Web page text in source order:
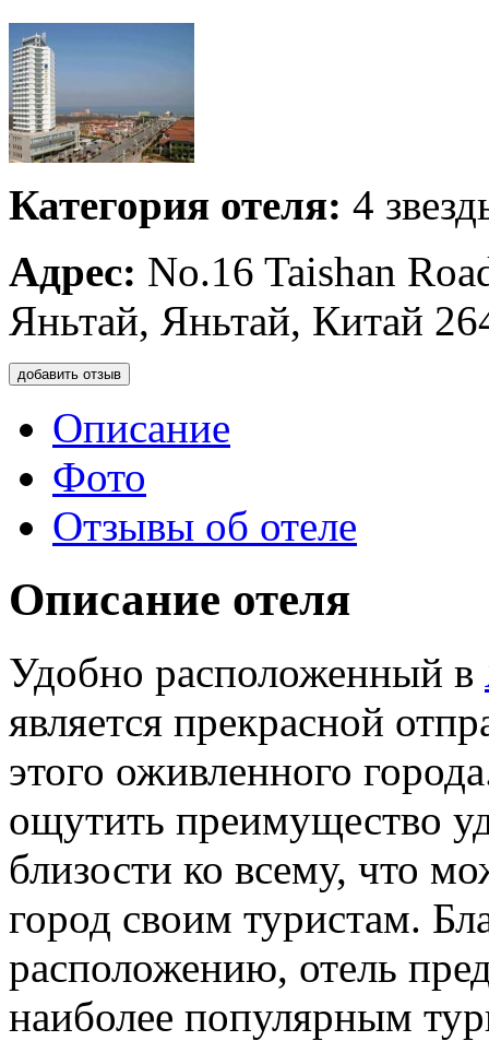
Категория отеля: 4
Адрес: No.16 Taishan
Яньтай, Яньтай, Китай
добавить отзыв
Описание
Фото
Отзывы об отеле
Описание отеля
Удобно расположенный в
является прекрасной
этого оживленного
ощутить преимущество
близости ко всему, что
город своим туристам.
расположению, отель
наиболее популярным